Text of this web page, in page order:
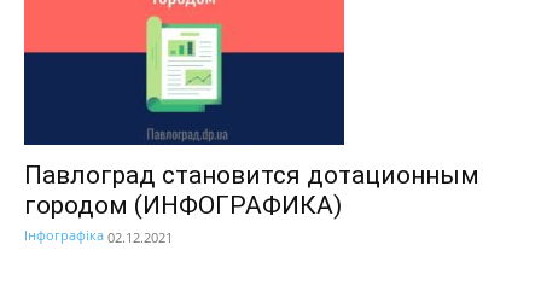
Павлоград становится дотационным
городом (ИНФОГРАФИКА)
Інфографіка 02.12.2021